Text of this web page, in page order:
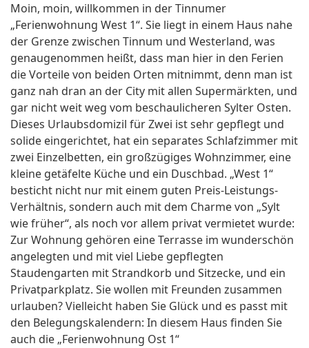
Moin, moin, willkommen in der Tinnumer
„Ferienwohnung West 1“. Sie liegt in einem Haus nahe
der Grenze zwischen Tinnum und Westerland, was
genaugenommen heißt, dass man hier in den Ferien
die Vorteile von beiden Orten mitnimmt, denn man ist
ganz nah dran an der City mit allen Supermärkten, und
gar nicht weit weg vom beschaulicheren Sylter Osten.
Dieses Urlaubsdomizil für Zwei ist sehr gepflegt und
solide eingerichtet, hat ein separates Schlafzimmer mit
zwei Einzelbetten, ein großzügiges Wohnzimmer, eine
kleine getäfelte Küche und ein Duschbad. „West 1“
besticht nicht nur mit einem guten Preis-Leistungs-
Verhältnis, sondern auch mit dem Charme von „Sylt
wie früher“, als noch vor allem privat vermietet wurde:
Zur Wohnung gehören eine Terrasse im wunderschön
angelegten und mit viel Liebe gepflegten
Staudengarten mit Strandkorb und Sitzecke, und ein
Privatparkplatz. Sie wollen mit Freunden zusammen
urlauben? Vielleicht haben Sie Glück und es passt mit
den Belegungskalendern: In diesem Haus finden Sie
auch die „Ferienwohnung Ost 1“